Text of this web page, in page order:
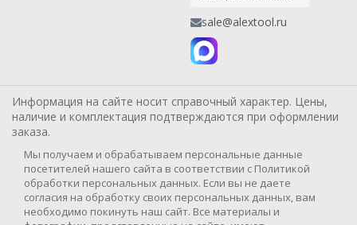
sale@alextool.ru
Информация на сайте носит справочный характер. Цены,
наличие и комплектация подтверждаются при оформлении
заказа.
Мы получаем и обрабатываем персональные данные
посетителей нашего сайта в соответствии с Политикой
обработки персональных данных. Если вы не даете
согласия на обработку своих персональных данных, вам
необходимо покинуть наш сайт. Все материалы и